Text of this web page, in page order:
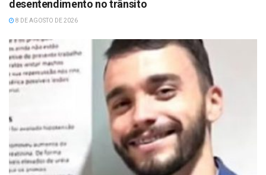
desentendimento no trânsito
8 DE AGOSTO DE 2026